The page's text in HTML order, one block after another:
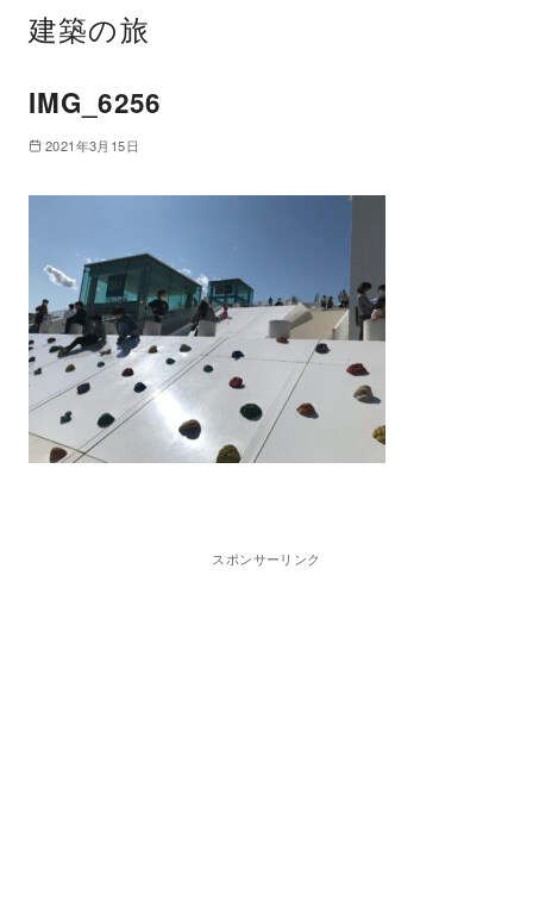
建築の旅
IMG_6256
2021年3月15日
スポンサーリンク